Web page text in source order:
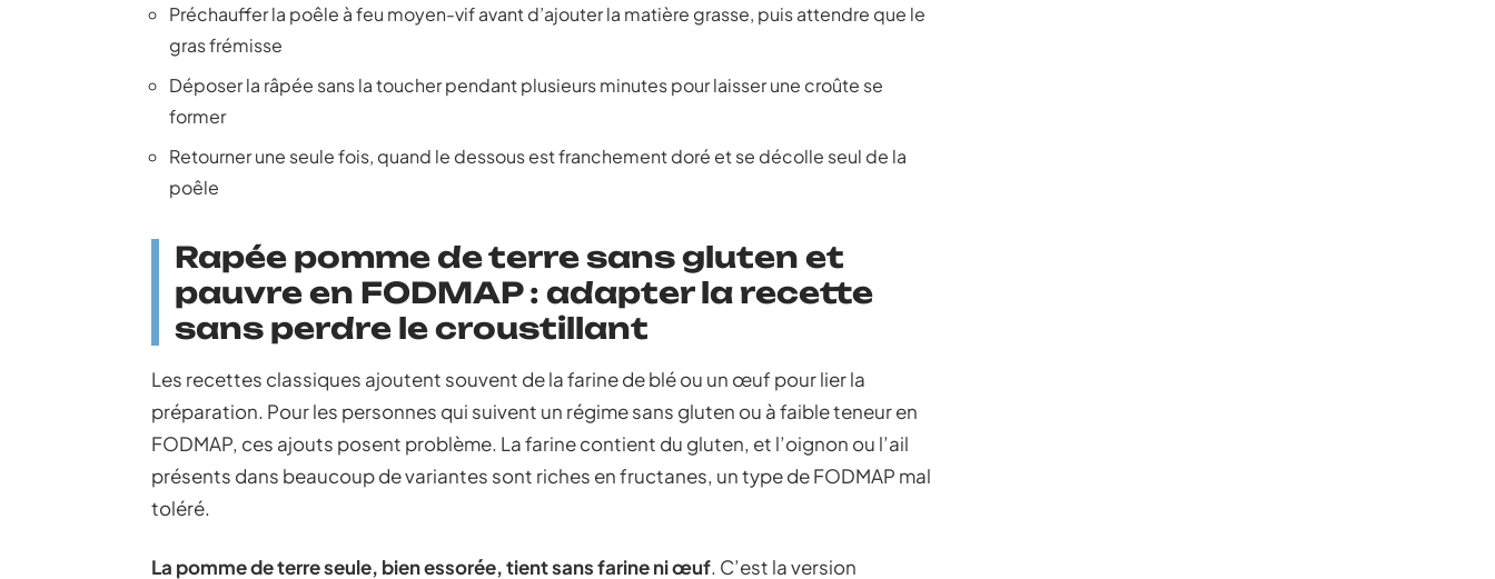
Préchauffer la poêle à feu moyen-vif avant d’ajouter la matière grasse, puis attendre que le
gras frémisse
Déposer la râpée sans la toucher pendant plusieurs minutes pour laisser une croûte se
former
Retourner une seule fois, quand le dessous est franchement doré et se décolle seul de la
poêle
Rapée pomme de terre sans gluten et
pauvre en FODMAP : adapter la recette
sans perdre le croustillant
Les recettes classiques ajoutent souvent de la farine de blé ou un œuf pour lier la
préparation. Pour les personnes qui suivent un régime sans gluten ou à faible teneur en
FODMAP, ces ajouts posent problème. La farine contient du gluten, et l’oignon ou l’ail
présents dans beaucoup de variantes sont riches en fructanes, un type de FODMAP mal
toléré.
La pomme de terre seule, bien essorée, tient sans farine ni œuf. C’est la version